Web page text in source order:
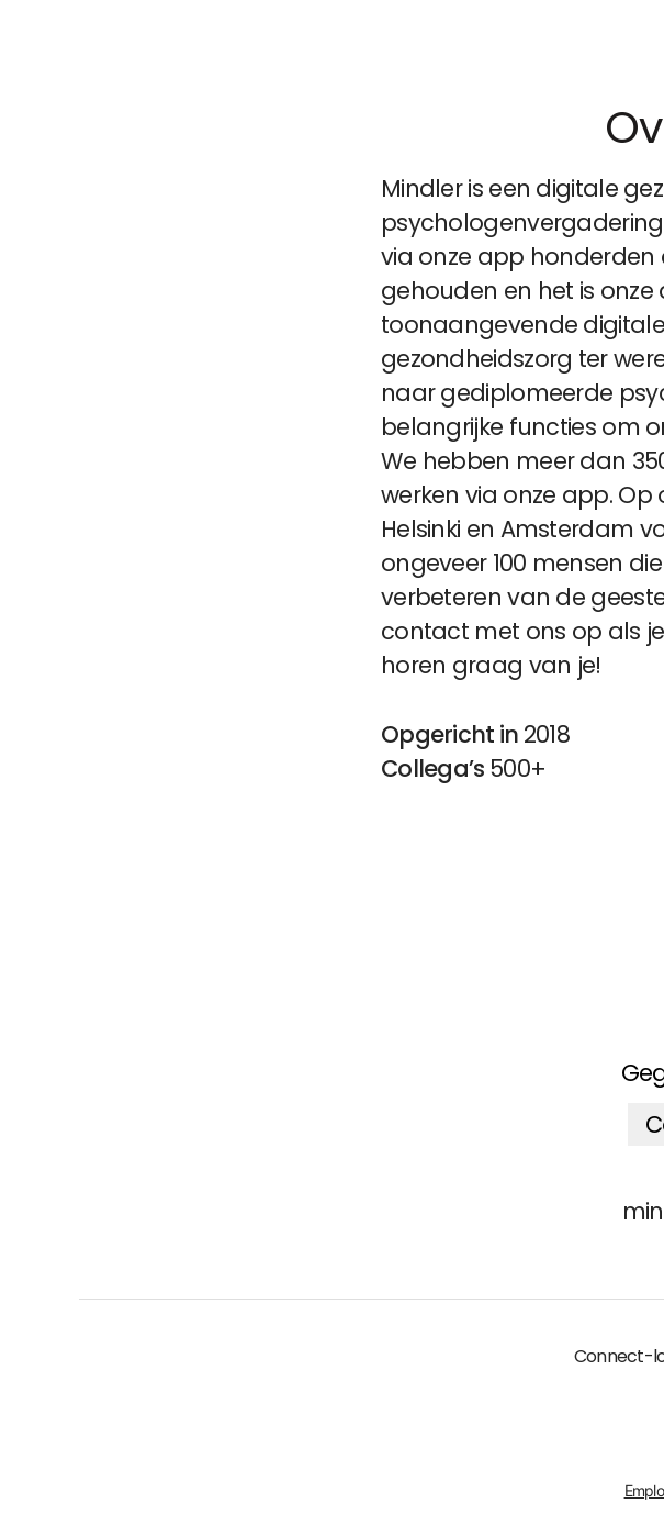
Mindler is een digitale
via onze app
gehouden en het is
toonaangevende
gezondheidszorg ter
naar gediplomeerde
belangrijke functies om
We hebben meer dan
werken via onze app. Op
Helsinki en Amsterdam
ongeveer 100 mensen
verbeteren van de
contact met ons op als
horen graag van je!
Opgericht in 2018
Collega’s 500+
Connect-